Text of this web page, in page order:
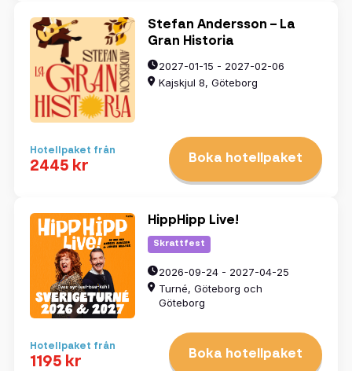
Stefan Andersson – La
Gran Historia
2027-01-15 - 2027-02-06
Kajskjul 8, Göteborg
Hotellpaket från
2445 kr Boka hotellpaket
HippHipp Live!
Skrattfest
2026-09-24 - 2027-04-25
Turné, Göteborg och
Göteborg
Hotellpaket från
1195 kr Boka hotellpaket